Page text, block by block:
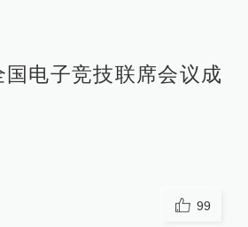
国电子竞技联席会议成
99